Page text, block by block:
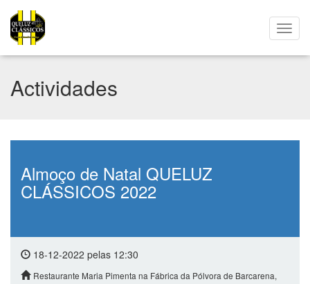
Actividades
Almoço de Natal QUELUZ
CLÁSSICOS 2022
18-12-2022 pelas 12:30
Restaurante Maria Pimenta na Fábrica da Pólvora de Barcarena,